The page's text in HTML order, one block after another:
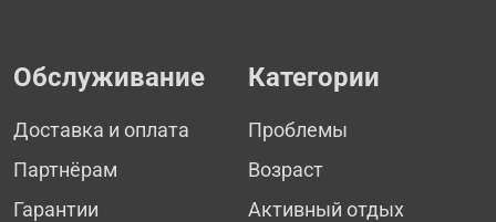
Обслуживание
Доставка и оплата
Партнёрам
Гарантии
Категории
Проблемы
Возраст
Активный отдых